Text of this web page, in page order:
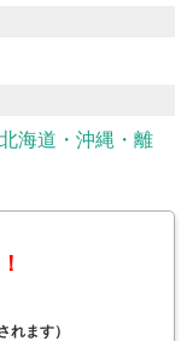
海道・沖縄・離
れます）